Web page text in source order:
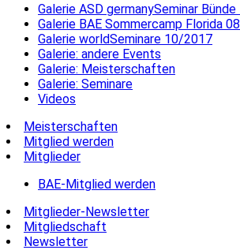
Galerie ASD germanySeminar
Galerie BAE Sommercamp Florida
Galerie worldSeminare 10/2017
Galerie: andere Events
Galerie: Meisterschaften
Galerie: Seminare
Videos
Meisterschaften
Mitglied werden
Mitglieder
BAE-Mitglied werden
Mitglieder-Newsletter
Mitgliedschaft
Newsletter